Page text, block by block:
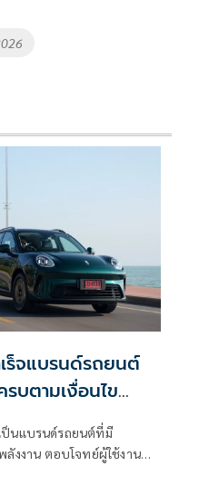
ร็จแบรนด์รถยนต์
บตามเงื่อนไข
ป็นแบรนด์รถยนต์ที่มี
งาน ตอบโจทย์ผู้ใช้งานทุก